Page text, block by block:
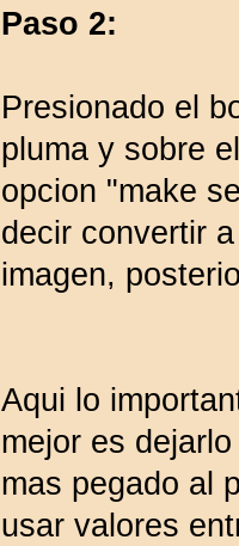
Paso 2:
Presionado el
pluma y sobre
opcion "make
decir convertir
imagen,
Aqui lo
mejor es
mas pegado al
usar valores